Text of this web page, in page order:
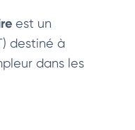
est un
destiné à
dans les